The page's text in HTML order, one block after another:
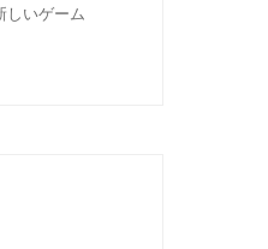
しいゲーム